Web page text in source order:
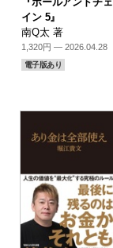
イン 5』
南Q太 著
1,320円 — 2026.04.28
電子版あり